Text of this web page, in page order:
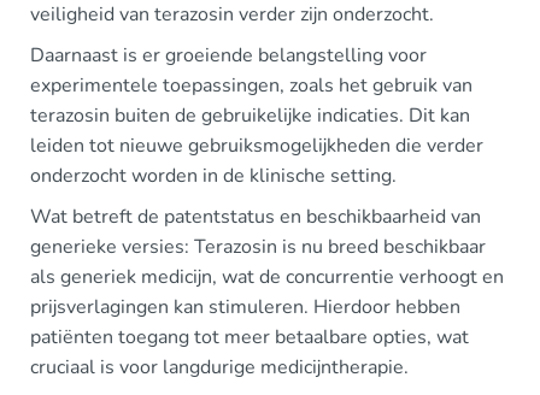
veiligheid van terazosin verder zijn onderzocht.
Daarnaast is er groeiende belangstelling voor
experimentele toepassingen, zoals het gebruik van
terazosin buiten de gebruikelijke indicaties. Dit kan
leiden tot nieuwe gebruiksmogelijkheden die verder
onderzocht worden in de klinische setting.
Wat betreft de patentstatus en beschikbaarheid van
generieke versies: Terazosin is nu breed beschikbaar
als generiek medicijn, wat de concurrentie verhoogt en
prijsverlagingen kan stimuleren. Hierdoor hebben
patiënten toegang tot meer betaalbare opties, wat
cruciaal is voor langdurige medicijntherapie.